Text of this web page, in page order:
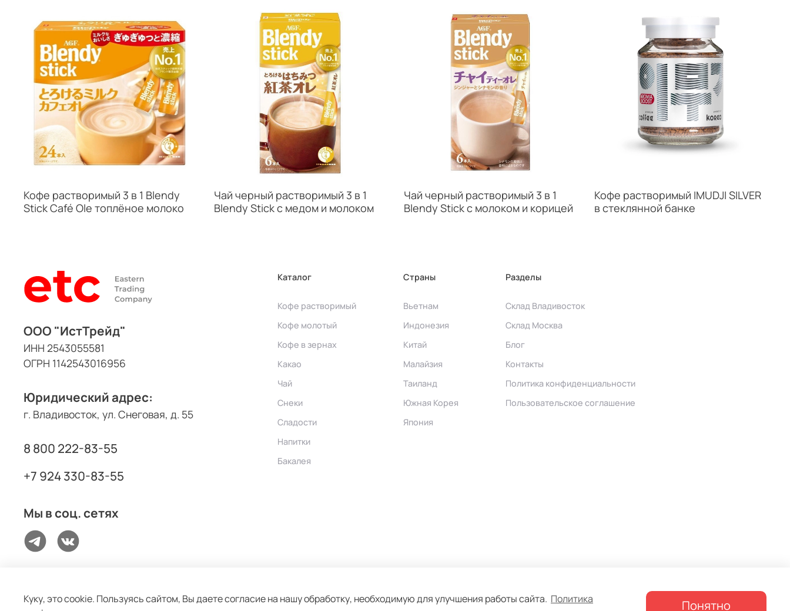
Кофе растворимый 3 в 1 Blendy
Stick Café Ole топлёное молоко
Чай черный растворимый 3 в 1
Blendy Stick с медом и молоком
Чай черный растворимый 3 в 1
Blendy Stick с молоком и корицей
Кофе растворимый IMUDJI SILVER
в стеклянной банке
Каталог
Кофе растворимый
Кофе молотый
Кофе в зернах
Какао
Чай
Снеки
Сладости
Напитки
Бакалея
Страны
Вьетнам
Индонезия
Китай
Малайзия
Таиланд
Южная Корея
Япония
Разделы
Склад Владивосток
Склад Москва
Блог
Контакты
Политика конфиденциальности
Пользовательское соглашение
ООО "ИстТрейд"
ИНН 2543055581
ОГРН 1142543016956
Юридический адрес:
г. Владивосток, ул. Снеговая, д. 55
8 800 222-83-55
+7 924 330-83-55
Мы в соц. сетях
Куку, это cookie. Пользуясь сайтом, Вы даете согласие на нашу обработку, необходимую для улучшения работы сайта. Политика
Понятно